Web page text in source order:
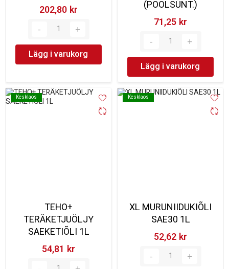
202,80 kr‎
Lägg i varukorg
(POOLSÜNT.)
71,25 kr‎
Lägg i varukorg
Kesklaos
Kesklaos
TEHO+
TERÄKETJUÖLJY
SAEKETIÕLI 1L
54,81 kr‎
Kesklaos
Kesklaos
XL MURUNIIDUKIÕLI
SAE30 1L
52,62 kr‎